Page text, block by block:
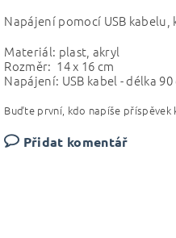
Napájení pomocí USB
Materiál: plast, akryl
Rozměr: 14 x 16 cm
Napájení: USB kabel - délka 90
Buďte první, kdo napíše
Přidat komentář